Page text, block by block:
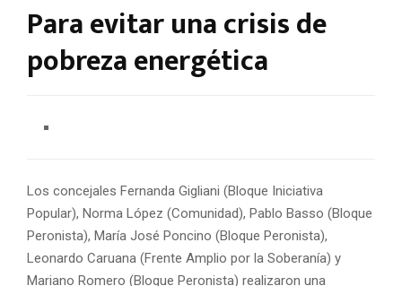
Para evitar una crisis de
pobreza energética
Los concejales Fernanda Gigliani (Bloque Iniciativa
Popular), Norma López (Comunidad), Pablo Basso (Bloque
Peronista), María José Poncino (Bloque Peronista),
Leonardo Caruana (Frente Amplio por la Soberanía) y
Mariano Romero (Bloque Peronista) realizaron una